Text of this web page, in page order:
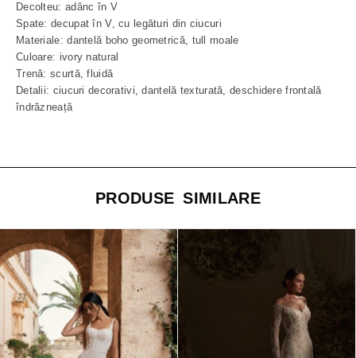
Decolteu: adânc în V
Spate: decupat în V, cu legături din ciucuri
Materiale: dantelă boho geometrică, tull moale
Culoare: ivory natural
Trenă: scurtă, fluidă
Detalii: ciucuri decorativi, dantelă texturată, deschidere frontală
îndrăzneață
PRODUSE SIMILARE